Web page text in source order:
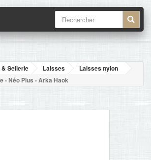
Sellerie Laisses
Laisses nylon
- Néo Plus - Arka Haok